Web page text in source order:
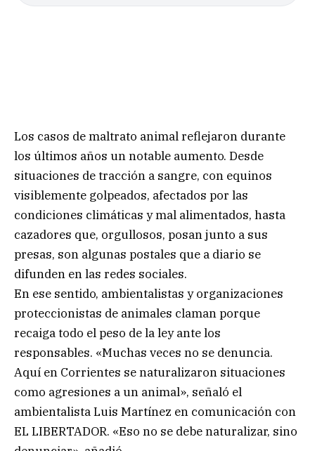
Los casos de maltrato animal reflejaron durante
los últimos años un notable aumento. Desde
situaciones de tracción a sangre, con equinos
visiblemente golpeados, afectados por las
condiciones climáticas y mal alimentados, hasta
cazadores que, orgullosos, posan junto a sus
presas, son algunas postales que a diario se
difunden en las redes sociales.
En ese sentido, ambientalistas y organizaciones
proteccionistas de animales claman porque
recaiga todo el peso de la ley ante los
responsables. «Muchas veces no se denuncia.
Aquí en Corrientes se naturalizaron situaciones
como agresiones a un animal», señaló el
ambientalista Luis Martínez en comunicación con
EL LIBERTADOR. «Eso no se debe naturalizar, sino